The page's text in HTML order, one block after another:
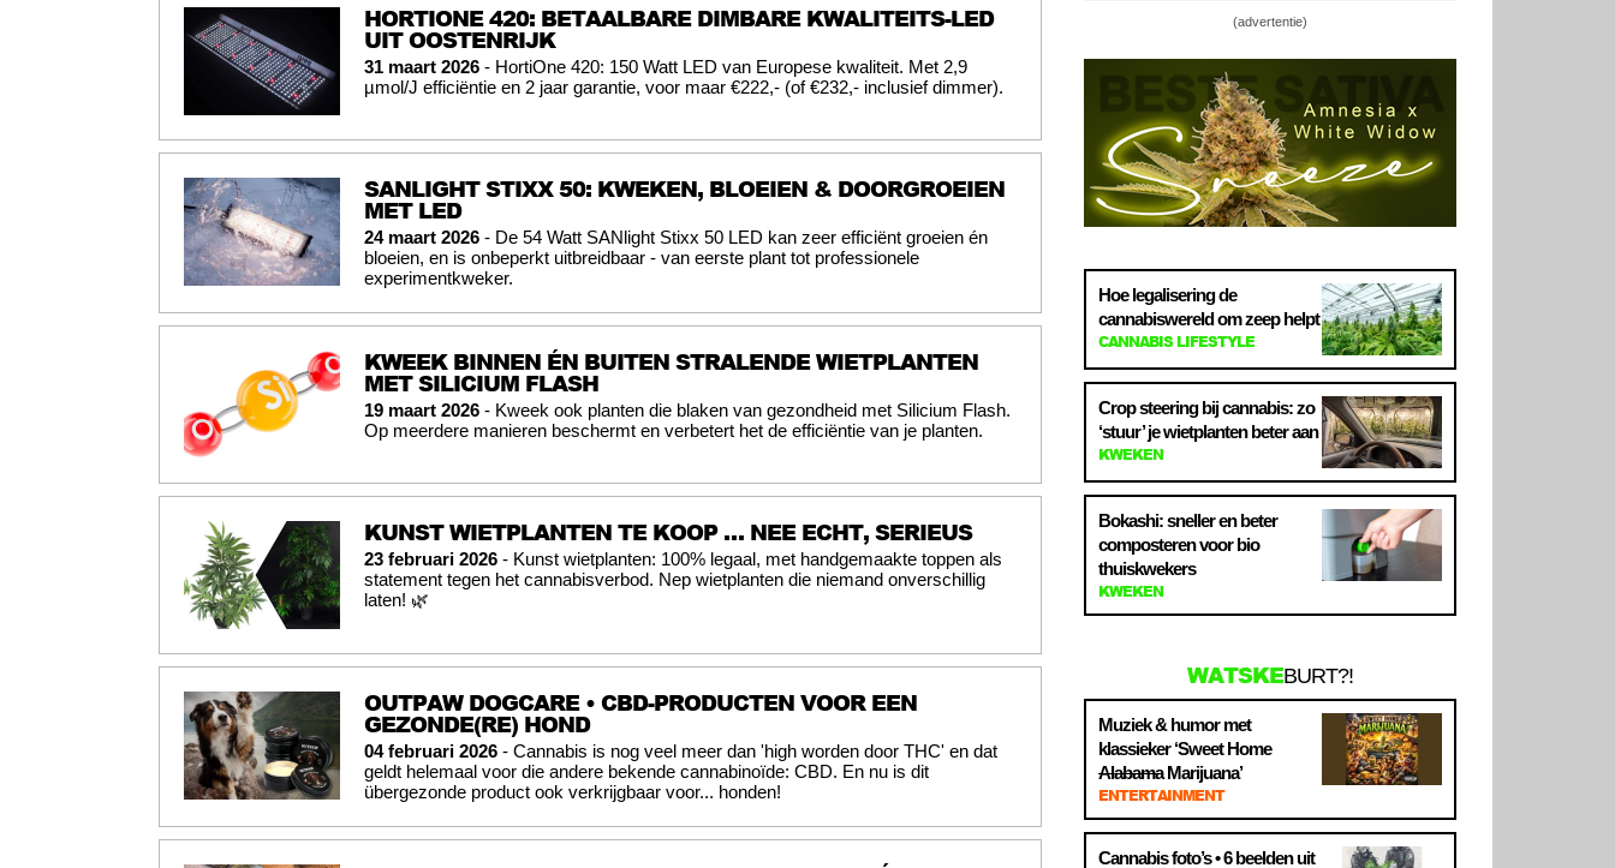
HORTIONE 420: BETAALBARE DIMBARE KWALITEITS-LED
UIT OOSTENRIJK
31 maart 2026 - HortiOne 420: 150 Watt LED van Europese kwaliteit. Met 2,9
µmol/J efficiëntie en 2 jaar garantie, voor maar €222,- (of €232,- inclusief dimmer).
SANLIGHT STIXX 50: KWEKEN, BLOEIEN & DOORGROEIEN
MET LED
24 maart 2026 - De 54 Watt SANlight Stixx 50 LED kan zeer efficiënt groeien én
bloeien, en is onbeperkt uitbreidbaar - van eerste plant tot professionele
experimentkweker.
KWEEK BINNEN ÉN BUITEN STRALENDE WIETPLANTEN
MET SILICIUM FLASH
19 maart 2026 - Kweek ook planten die blaken van gezondheid met Silicium Flash.
Op meerdere manieren beschermt en verbetert het de efficiëntie van je planten.
KUNST WIETPLANTEN TE KOOP … NEE ECHT, SERIEUS
23 februari 2026 - Kunst wietplanten: 100% legaal, met handgemaakte toppen als
statement tegen het cannabisverbod. Nep wietplanten die niemand onverschillig
laten! 🌿
OUTPAW DOGCARE • CBD-PRODUCTEN VOOR EEN
GEZONDE(RE) HOND
04 februari 2026 - Cannabis is nog veel meer dan 'high worden door THC' en dat
geldt helemaal voor die andere bekende cannabinoïde: CBD. En nu is dit
übergezonde product ook verkrijgbaar voor... honden!
(advertentie)
Hoe legalisering de
cannabiswereld om zeep helpt
CANNABIS LIFESTYLE
Crop steering bij cannabis: zo
‘stuur’ je wietplanten beter aan
KWEKEN
Bokashi: sneller en beter
composteren voor bio
thuiskwekers
KWEKEN
WATSKEBURT?!
Muziek & humor met
klassieker ‘Sweet Home
AlabamaMarijuana’
ENTERTAINMENT
Cannabis foto’s • 6 beelden uit